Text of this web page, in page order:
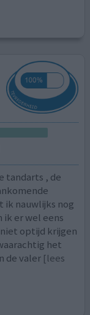
tandarts , de
ik nauwlijks nog
ik er wel eens
optijd krijgen
het
de valer [lees